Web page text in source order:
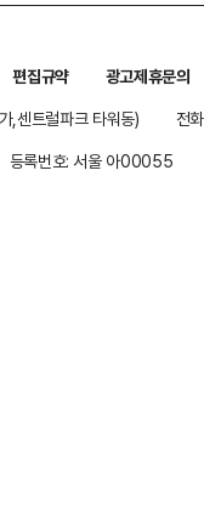
편집규약
광고제휴문의
,센트럴파크 타워동)
전
등록번호: 서울 아00055